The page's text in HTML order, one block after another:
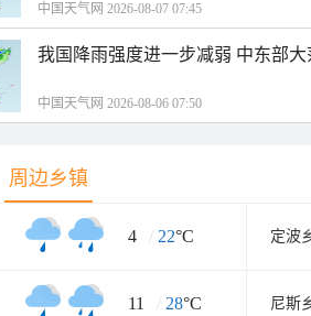
中国天气网 2026-08-07 07:45
我国降雨强度进一步减弱 中东部
中国天气网 2026-08-06 07:50
周边乡镇
4 / 22°C 定波
11 / 28°C 尼斯